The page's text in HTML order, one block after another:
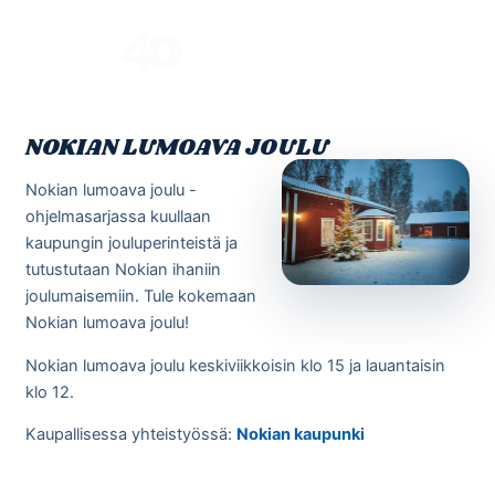
NOKIAN LUMOAVA JOULU
Nokian lumoava joulu -
ohjelmasarjassa kuullaan
kaupungin jouluperinteistä ja
tutustutaan Nokian ihaniin
joulumaisemiin. Tule kokemaan
Nokian lumoava joulu!
Nokian lumoava joulu keskiviikkoisin klo 15 ja lauantaisin
klo 12.
Kaupallisessa yhteistyössä: Nokian kaupunki